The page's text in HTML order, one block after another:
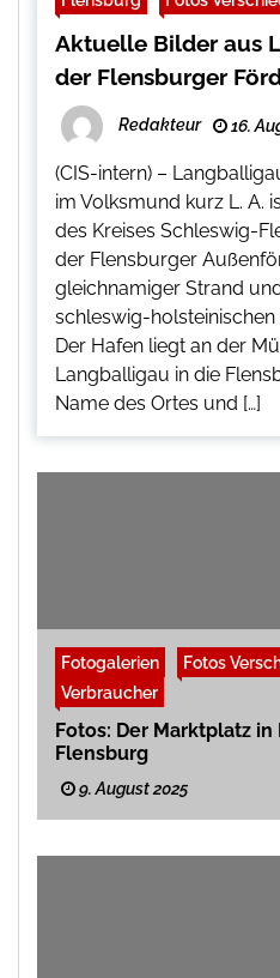
Aktuelle Bilder aus
der Flensburger
Redakteur 16.
(CIS-intern) –
im Volksmund kurz L. A.
des Kreises Schleswig-
der Flensburger
gleichnamiger Strand
schleswig-
Der Hafen liegt an der
Langballigau in die
Name des Ortes und […]
Fotogalerien Fotos
Verbraucher
Fotos: Der Marktplatz
Flensburg
9. August 2025